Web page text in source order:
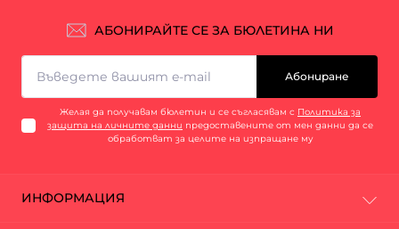
АБОНИРАЙТЕ СЕ ЗА БЮЛЕТИНА НИ
Абониране
Желая да получавам бюлетин и се съгласявам с Политика за
защита на личните данни предоставените от мен данни да се
обработват за целите на изпращане му
ИНФОРМАЦИЯ